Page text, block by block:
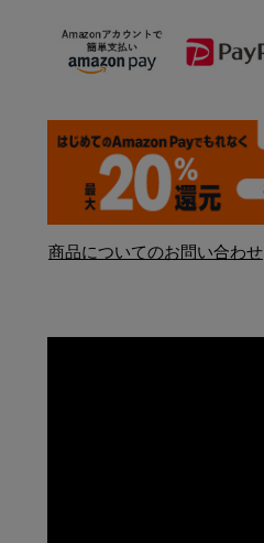
商品についてのお問い合わせ